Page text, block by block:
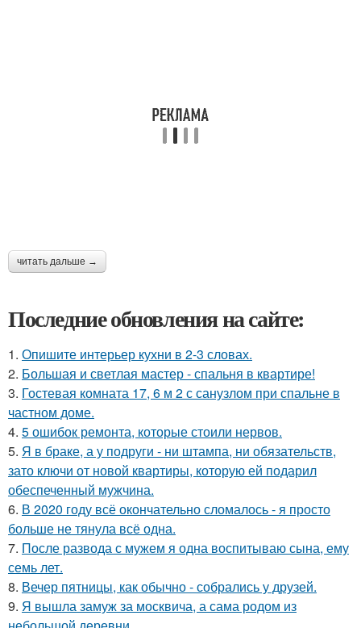
читать дальше →
Последние обновления на сайте:
1. Опишите интерьер кухни в 2-3 словах.
2. Большая и светлая мастер - спальня в квартире!
3. Гостевая комната 17, 6 м 2 с санузлом при спальне в
частном доме.
4. 5 ошибок ремонта, которые стоили нервов.
5. Я в браке, а у подруги - ни штампа, ни обязательств,
зато ключи от новой квартиры, которую ей подарил
обеспеченный мужчина.
6. В 2020 году всё окончательно сломалось - я просто
больше не тянула всё одна.
7. После развода с мужем я одна воспитываю сына, ему
семь лет.
8. Вечер пятницы, как обычно - собрались у друзей.
9. Я вышла замуж за москвича, а сама родом из